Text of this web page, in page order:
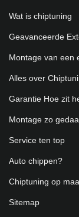
Wat is chiptuning
Geavanceerde
Montage van een
Alles over
Garantie Hoe zit
Montage zo
Service ten top
Auto chippen?
Chiptuning op
Sitemap